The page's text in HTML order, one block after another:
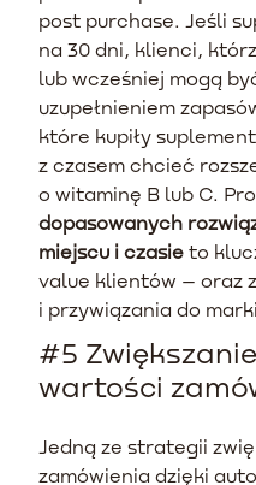
post purchase. Jeśli
na 30 dni, klienci,
lub wcześniej mogą
uzupełnieniem
które kupiły
z czasem chcieć
o witaminę B lub C.
dopasowanych
miejscu i czasie to
value klientów – oraz
i przywiązania do
#5
wartości
Jedną ze strategii
zamówienia dzięki